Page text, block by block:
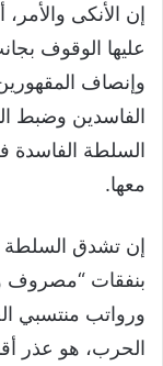
إن الأنكى
عليها الوقوف
وإنصاف
الفاسدين وضبط
السلطة الفاسدة
معها.
إن تشدق السلطة
بنفقات “مصروف
ورواتب منتسبي
الحرب، هو عذر